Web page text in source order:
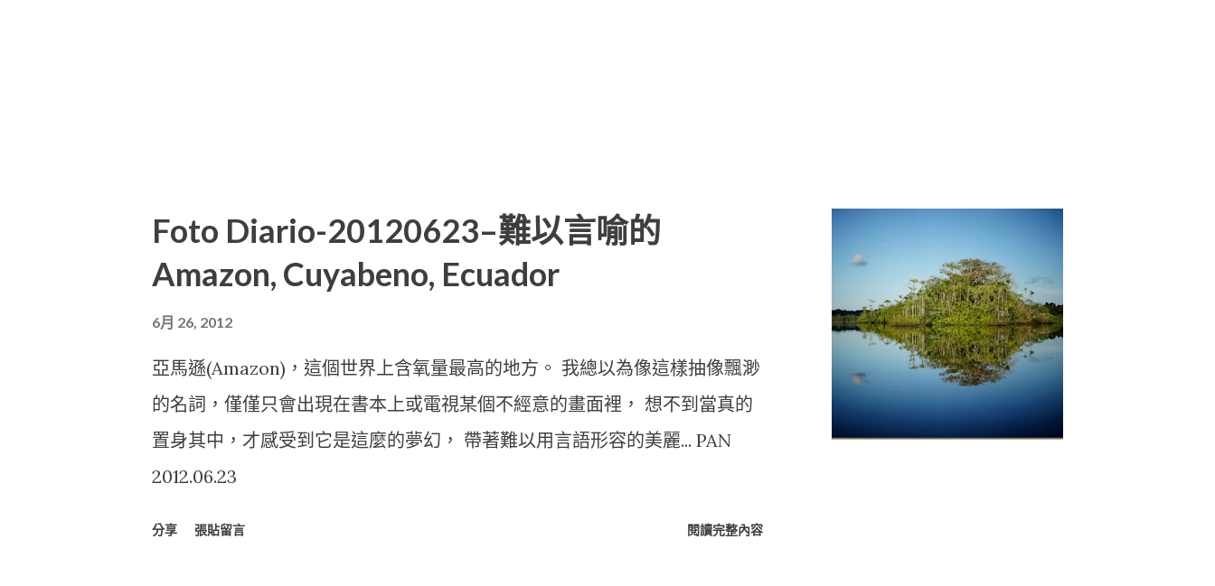
Foto Diario-20120623–難以言喻的
Amazon, Cuyabeno, Ecuador
6月 26, 2012
亞馬遜(Amazon)，這個世界上含氧量最高的地方。 我總以為像這樣抽像飄渺
的名詞，僅僅只會出現在書本上或電視某個不經意的畫面裡， 想不到當真的
置身其中，才感受到它是這麼的夢幻， 帶著難以用言語形容的美麗... PAN
2012.06.23
分享 張貼留言 閱讀完整內容